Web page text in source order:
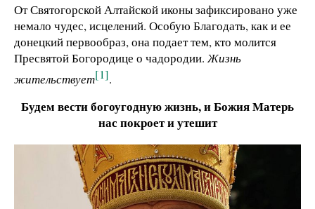
От Святогорской Алтайской иконы зафиксировано уже
немало чудес, исцелений. Особую Благодать, как и ее
донецкий первообраз, она подает тем, кто молится
Пресвятой Богородице о чадородии.Жизнь
жительствует[1].
Будем вести богоугодную жизнь, и Божия Матерь
нас покроет и утешит